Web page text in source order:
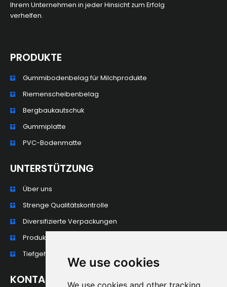
We use cookies
Ihrem Unternehmen in jeder Hinsicht zum Erfolg
verhelfen.
PRODUKTE
Gummibodenbelag für Milchprodukte
Riemenscheibenbelag
Bergbaukautschuk
Gummiplatte
PVC-Bodenmatte
UNTERSTÜTZUNG
Über uns
Strenge Qualitätskontrolle
Diversifizierte Verpackungen
Produktionsprozess
Tiefgehende Verarbeitung und Anpassung
KONTAKT